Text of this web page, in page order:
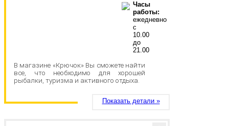
Часы
работы:
ежедневно
с
10.00
до
21.00
В магазине «Крючок» Вы сможете найти
все, что необходимо для хорошей
рыбалки, туризма и активного отдыха.
Показать детали »